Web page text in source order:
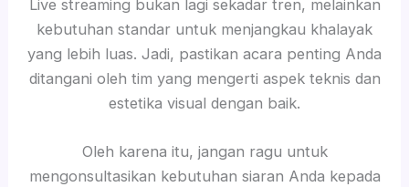
Live streaming bukan lagi sekadar tren, melainkan
kebutuhan standar untuk menjangkau khalayak
yang lebih luas. Jadi, pastikan acara penting Anda
ditangani oleh tim yang mengerti aspek teknis dan
estetika visual dengan baik.
Oleh karena itu, jangan ragu untuk
mengonsultasikan kebutuhan siaran Anda kepada